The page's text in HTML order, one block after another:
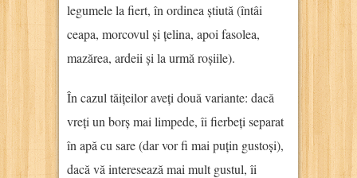
legumele la fiert, în ordinea știută (întâi
ceapa, morcovul și țelina, apoi fasolea,
mazărea, ardeii și la urmă roșiile).
În cazul tăițeilor aveți două variante: dacă
vreți un borș mai limpede, îi fierbeți separat
în apă cu sare (dar vor fi mai puțin gustoși),
dacă vă interesează mai mult gustul, îi